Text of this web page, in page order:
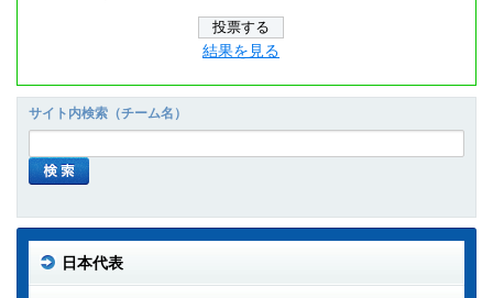
結果を見る
サイト内検索（チーム名）
日本代表